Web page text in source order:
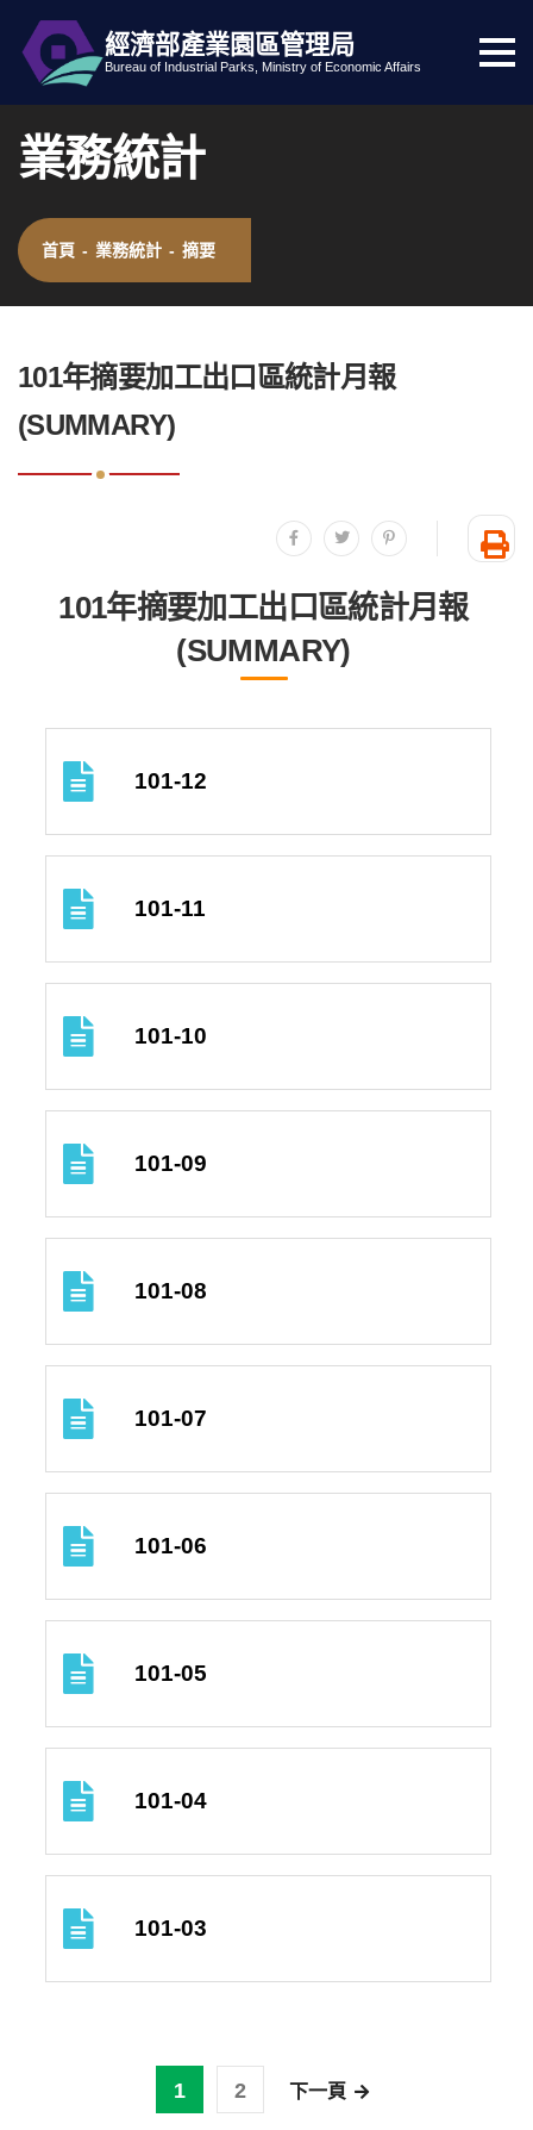
跳到主要內容
網站導覽
經濟部產業園區管理局
Bureau of Industrial Parks, Ministry of Economic Affairs
選
單
業務統計
首頁 - 業務統計 - 摘要
101年摘要加工出口區統計月報
(SUMMARY)
分享至facebook
分享至twitter分享至plurk
友
101年摘要加工出口區統計月報
(SUMMARY)
101-12
101-11
101-10
101-09
101-08
101-07
101-06
101-05
101-04
101-03
1 2 下一頁